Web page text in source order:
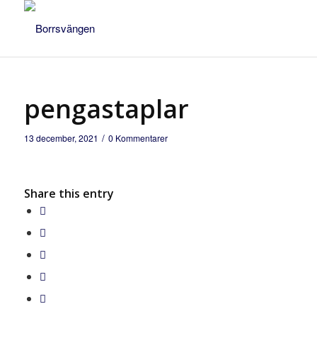
pengastaplar
13 december, 2021 / 0 Kommentarer
Share this entry